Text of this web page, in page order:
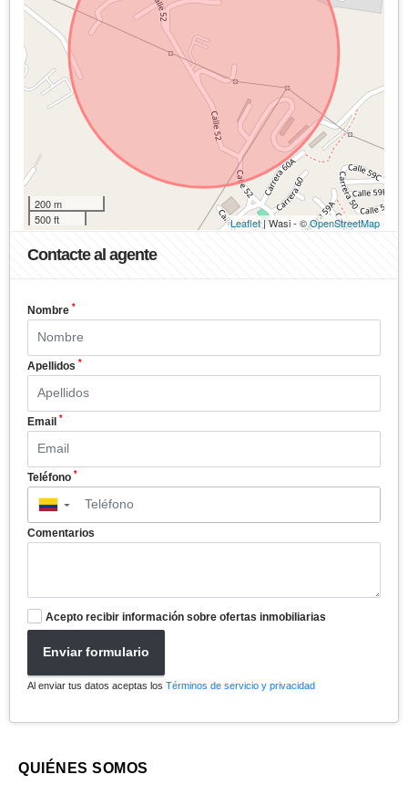
200 m
500 ft
Leaflet| Wasi - ©OpenStreetMap
Contacte al agente
Nombre *
Apellidos *
Email *
Teléfono *
▼
Comentarios
Acepto recibir información sobre ofertas inmobiliarias
Enviar formulario
Al enviar tus datos aceptas los Términos de servicio y privacidad
QUIÉNES SOMOS